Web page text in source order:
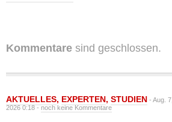
Kommentare sind geschlossen.
AKTUELLES, EXPERTEN, STUDIEN - Aug. 7,
2026 0:18 -noch keine Kommentare